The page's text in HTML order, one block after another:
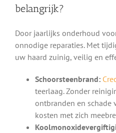
belangrijk?
Door jaarlijks onderhoud
onnodige reparaties. Met
uw haard zuinig, veilig en
Schoorsteenbrand:
teerlaag. Zonder
ontbranden en schade
kosten met zich